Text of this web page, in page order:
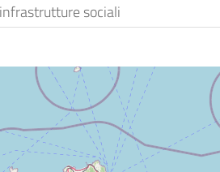
sociali